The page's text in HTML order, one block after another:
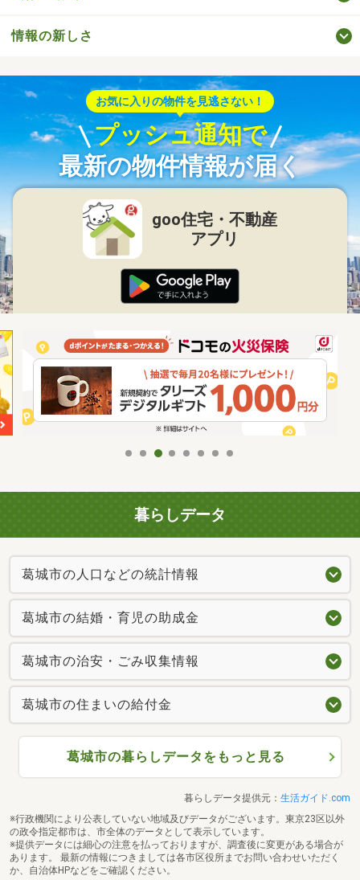
情報の新しさ
お気に入りの物件を見逃さない！
プッシュ通知で
最新の物件情報が届く
goo住宅・不動産
アプリ
暮らしデータ
葛城市の人口などの統計情報
葛城市の結婚・育児の助成金
葛城市の治安・ごみ収集情報
葛城市の住まいの給付金
葛城市の暮らしデータをもっと見る
暮らしデータ提供元： 生活ガイド.com
※行政機関により公表していない地域及びデータがございます。東京23区以外
の政令指定都市は、市全体のデータとして表示しています。
※提供データには細心の注意を払っておりますが、調査後に変更がある場合が
あります。 最新の情報につきましては各市区役所までお問い合わせいただく
か、自治体HPなどをご確認ください。